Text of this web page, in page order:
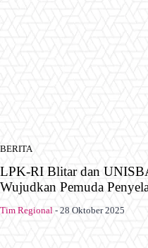
BERITA
LPK-RI Blitar dan
Wujudkan Pemuda
Tim Regional - 28 Oktober 2025